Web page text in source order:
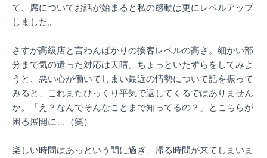
て、席についてお話が始まると私の感動は更にレベルアップ
しました。
さすが高級店と言わんばかりの接客レベルの高さ。細かい部
分まで気の遣った対応は天晴。ちょっといたずらをしてみよ
うと、悪い心が働いてしまい最近の情勢について話を振って
みると、これまたびっくり平気で返してくるではありません
か。「え？なんでそんなことまで知ってるの？」とこちらが
困る展開に…（笑）
楽しい時間はあっという間に過ぎ、帰る時間が来てしまいま